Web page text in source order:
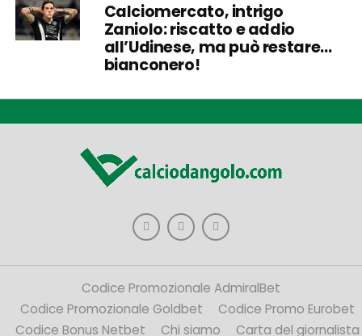
Calciomercato, intrigo
Zaniolo: riscatto e addio
all’Udinese, ma può restare…
bianconero!
Codice Promozionale AdmiralBet
Codice Promozionale Goldbet
Codice Promo Eurobet
Codice Bonus Netbet
Chi siamo Carta del giornalista